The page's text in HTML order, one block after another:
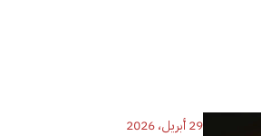
29 أبريل، 2026